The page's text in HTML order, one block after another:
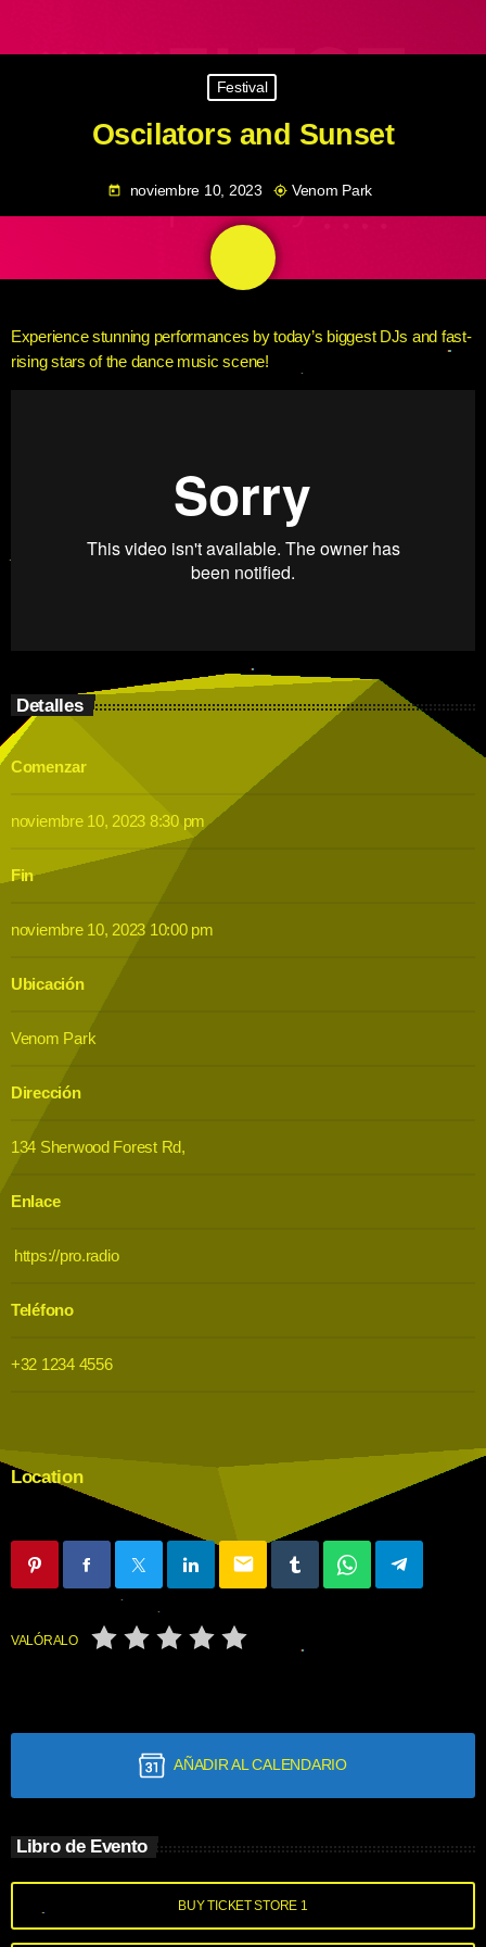
Festival
Oscilators and Sunset
today noviembre 10, 2023 my_location Venom Park
Experience stunning performances by today’s biggest DJs and fast-
rising stars of the dance music scene!
Detalles
Comenzar
noviembre 10, 2023 8:30 pm
Fin
noviembre 10, 2023 10:00 pm
Ubicación
Venom Park
Dirección
134 Sherwood Forest Rd,
Enlace
https://pro.radio
Teléfono
+32 1234 4556
Location
email
VALÓRALO
AÑADIR AL CALENDARIO
Libro de Evento
BUY TICKET STORE 1